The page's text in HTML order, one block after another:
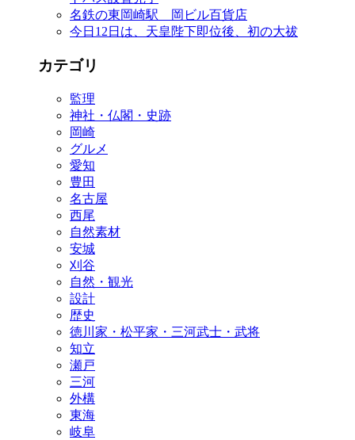
名鉄の東岡崎駅 岡ビル百貨店
今日12日は、天皇陛下即位後、初の大祓
カテゴリ
監理
神社・仏閣・史跡
岡崎
グルメ
愛知
豊田
名古屋
西尾
自然素材
安城
刈谷
自然・観光
設計
歴史
徳川家・松平家・三河武士・武将
知立
瀬戸
三河
外構
東海
岐阜